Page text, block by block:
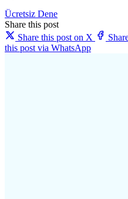
Ücretsiz Dene
Share this post
Share this post on X
this post via WhatsApp